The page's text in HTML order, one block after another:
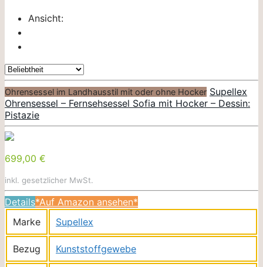
Ansicht:
Ohrensessel im Landhausstil mit oder ohne Hocker Supellex
Ohrensessel – Fernsehsessel Sofia mit Hocker – Dessin:
Pistazie
699,00 €
inkl. gesetzlicher MwSt.
Details*Auf Amazon ansehen*
Marke
Supellex
Bezug Kunststoffgewebe